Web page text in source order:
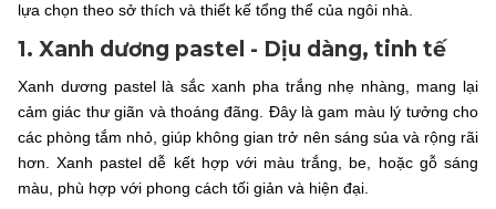
lựa chọn theo sở thích và thiết kế tổng thể của ngôi nhà.
1. Xanh dương pastel - Dịu dàng, tinh tế
Xanh dương pastel là sắc xanh pha trắng nhẹ nhàng, mang lại
cảm giác thư giãn và thoáng đãng. Đây là gam màu lý tưởng cho
các phòng tắm nhỏ, giúp không gian trở nên sáng sủa và rộng rãi
hơn. Xanh pastel dễ kết hợp với màu trắng, be, hoặc gỗ sáng
màu, phù hợp với phong cách tối giản và hiện đại.